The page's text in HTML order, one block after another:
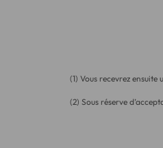
(1) Vous recevrez
(2) Sous réserve